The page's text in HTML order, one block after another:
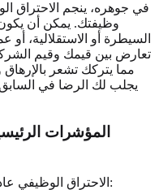
في جوهره، ينجم الاحتراق
وظيفتك. يمكن أن
السيطرة أو الاستقلالية،
تعارض بين قيمك وقيم
مما يتركك تشعر
يجلب لك الرضا في
المؤشرات
الاحتراق الوظيفي عادة ما يتجلى من خلال ثلاثة أبعاد رئيسية: